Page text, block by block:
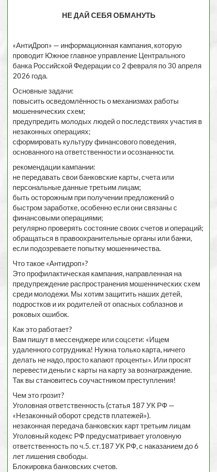
НЕ ДАЙ СЕБЯ ОБМАНУТЬ
«АнтиДроп» — информационная кампания, которую
проводит Южное главное управление Центрального
банка Российской Федерации со 2 февраля по 30 апреля
2026 года.
Основные задачи:
повысить осведомлённость о механизмах работы
мошеннических схем;
предупредить молодых людей о последствиях участия в
незаконных операциях;
сформировать культуру финансового поведения,
основанного на ответственности и осознанности.
рекомендации кампании:
не передавать свои банковские карты, счета или
персональные данные третьим лицам;
быть осторожным при получении предложений о
быстром заработке, особенно если они связаны с
финансовыми операциями;
регулярно проверять состояние своих счетов и операций;
обращаться в правоохранительные органы или банки,
если подозреваете попытку мошенничества.
Что такое «Антидроп»?
Это профилактическая кампания, направленная на
предупреждение распространения мошеннических схем
среди молодежи. Мы хотим защитить наших детей,
подростков и их родителей от опасных соблазнов и
роковых ошибок.
Как это работает?
Вам пишут в мессенджере или соцсети: «Ищем
удаленного сотрудника! Нужна только карта, ничего
делать не надо, просто капают проценты». Или просят
перевести деньги с карты на карту за вознаграждение.
Так вы становитесь соучастником преступления!
Чем это грозит?
Уголовная ответственность (статья 187 УК РФ —
«Незаконный оборот средств платежей»).
незаконная передача банковских карт третьим лицам
Уголовный кодекс РФ предусматривает уголовную
ответственность по ч.5. ст.187 УК РФ, с наказанием до 6
лет лишения свободы.
Блокировка банковских счетов.